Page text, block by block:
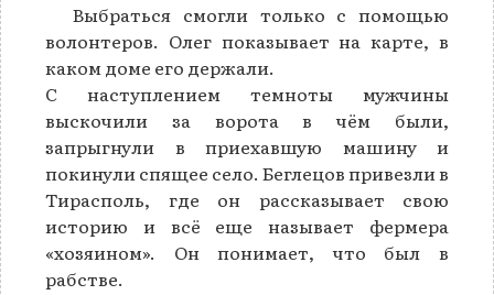
Выбраться смогли только с помощью
волонтеров. Олег показывает на карте, в
каком доме его держали.
С наступлением темноты мужчины
выскочили за ворота в чём были,
запрыгнули в приехавшую машину и
покинули спящее село. Беглецов привезли в
Тирасполь, где он рассказывает свою
историю и всё еще называет фермера
«хозяином». Он понимает, что был в
рабстве.